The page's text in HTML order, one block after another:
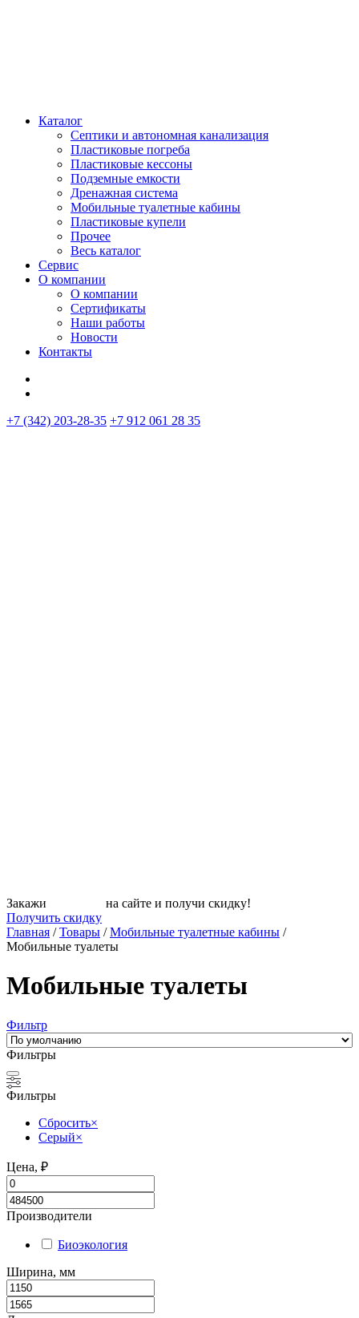
Каталог
Септики и автономная канализация
Пластиковые погреба
Пластиковые кессоны
Подземные емкости
Дренажная система
Мобильные туалетные кабины
Пластиковые купели
Прочее
Весь каталог
Сервис
О компании
О компании
Сертификаты
Наши работы
Новости
Контакты
+7 (342) 203-28-35 +7 912 061 28 35
Закажи
на сайте и получи скидку!
Получить скидку
Главная /Товары /Мобильные туалетные кабины /
Мобильные туалеты
Мобильные туалеты
Фильтр
Фильтры
Фильтры
Сбросить×
Серый×
Цена, ₽
Производители
Биоэкология
Ширина, мм